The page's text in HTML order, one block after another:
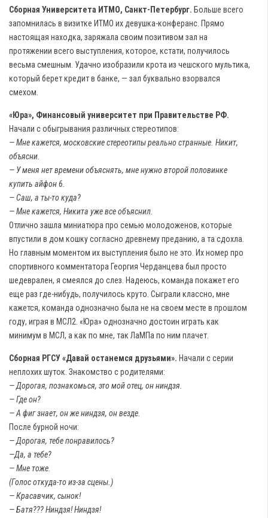
Сборная Университета ИТМО, Санкт-Петербург. Больше всего
запомнилась в визитке ИТМО их девушка-конферанс. Прямо
настоящая находка, заряжала своим позитивом зал на
протяжении всего выступления, которое, кстати, получилось
весьма смешным. Удачно изобразили крота из чешского мультика,
который берет кредит в банке, — зал буквально взорвался
смехом.
«Юра», Финансовый университет при Правительстве РФ.
Начали с обыгрывания различных стереотипов:
— Мне кажется, московские стереотипы реально странные. Никит,
объясни.
— У меня нет времени объяснять, мне нужно второй половинке
купить айфон 6.
— Саш, а ты-то куда?
— Мне кажется, Никита уже все объяснил.
Отлично зашла миниатюра про семью молодоженов, которые
впустили в дом кошку согласно древнему преданию, а та сдохла.
Но главным моментом их выступления было не это. Их номер про
спортивного комментатора Георгия Черданцева был просто
шедеврален, я смеялся до слез. Надеюсь, команда покажет его
еще раз где-нибудь, получилось круто. Сыграли классно, мне
кажется, команда однозначно была не на своем месте в прошлом
году, играя в МСЛ2. «Юра» однозначно достоин играть как
минимум в МСЛ, а как по мне, так ЛаМПа по ним плачет.
Сборная РГСУ «Давай останемся друзьями». Начали с серии
неплохих шуток. Знакомство с родителями:
— Дорогая, познакомься, это мой отец, он ниндзя.
— Где он?
— А фиг знает, он же ниндзя, он везде.
После бурной ночи:
— Дорогая, тебе понравилось?
—Да, а тебе?
— Мне тоже.
(Голос откуда-то из-за сцены.)
— Красавчик, сынок!
— Батя??? Ниндзя! Ниндзя!